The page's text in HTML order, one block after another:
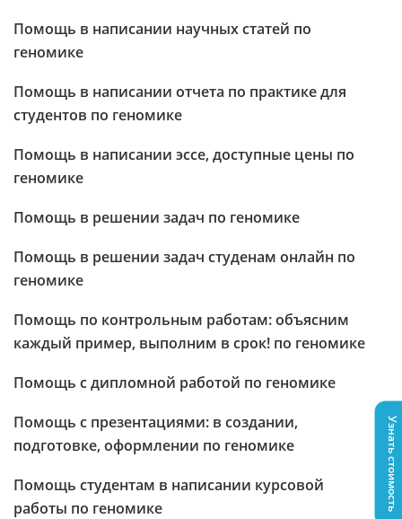
Помощь в написании научных статей по
геномике
Помощь в написании отчета по практике для
студентов по геномике
Помощь в написании эссе, доступные цены по
геномике
Помощь в решении задач по геномике
Помощь в решении задач студенам онлайн по
геномике
Помощь по контрольным работам: объясним
каждый пример, выполним в срок! по геномике
Помощь с дипломной работой по геномике
Помощь с презентациями: в создании,
подготовке, оформлении по геномике
Помощь студентам в написании курсовой
работы по геномике
Узнать стоимость